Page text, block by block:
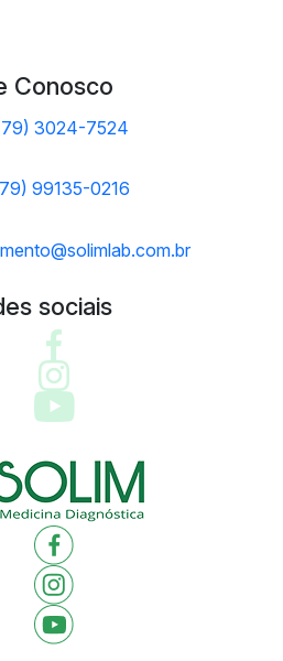
Conosco
3024-7524
99135-0216
sociais